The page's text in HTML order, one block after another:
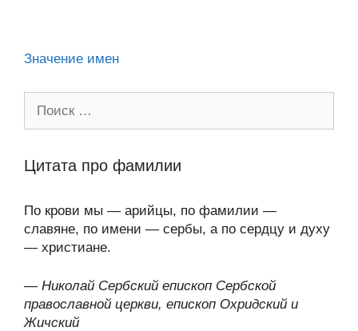
Значение имен
Цитата про фамилии
По крови мы — арийцы, по фамилии —
славяне, по имени — сербы, а по сердцу и духу
— христиане.
— Николай Сербский епископ Сербской
православной церкви, епископ Охридский и
Жичский